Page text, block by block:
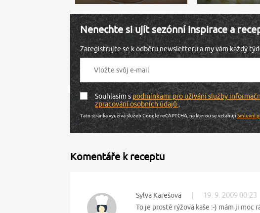
Nenechte si ujít sezónní inspirace a
Zaregistrujte se k odběru newsletteru a my vám každý
Souhlasím spodmínkami pro užívání služby
zpracování osobních údajů.
Tato stránka využívá služeb Google reCAPTCHA, na kterou se vztahujíSmluvní
Komentáře k receptu
Sylva Karešová 19. 9. 2009 00:23
To je prostě rýžová kaše :-) mám ji moc